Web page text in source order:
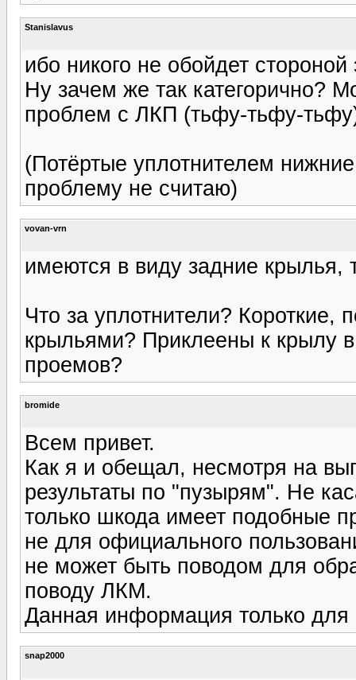
Stanislavus
ибо никого не обойдет стороной
Ну зачем же так категорично?
проблем с ЛКП (тьфу-тьфу-
(Потёртые уплотнителем
проблему не считаю)
vovan-vrn
имеются в виду задние крылья,
Что за уплотнители?
крыльями? Приклеены к крылу
проемов?
bromide
Всем привет.
Как я и обещал, несмотря на
результаты по "пузырям". Не
только шкода имеет подобные
не для официального
не может быть поводом для
поводу ЛКМ.
Данная информация только
snap2000